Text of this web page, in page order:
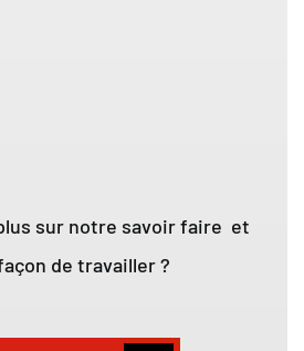
sur notre savoir faire et
de travailler ?